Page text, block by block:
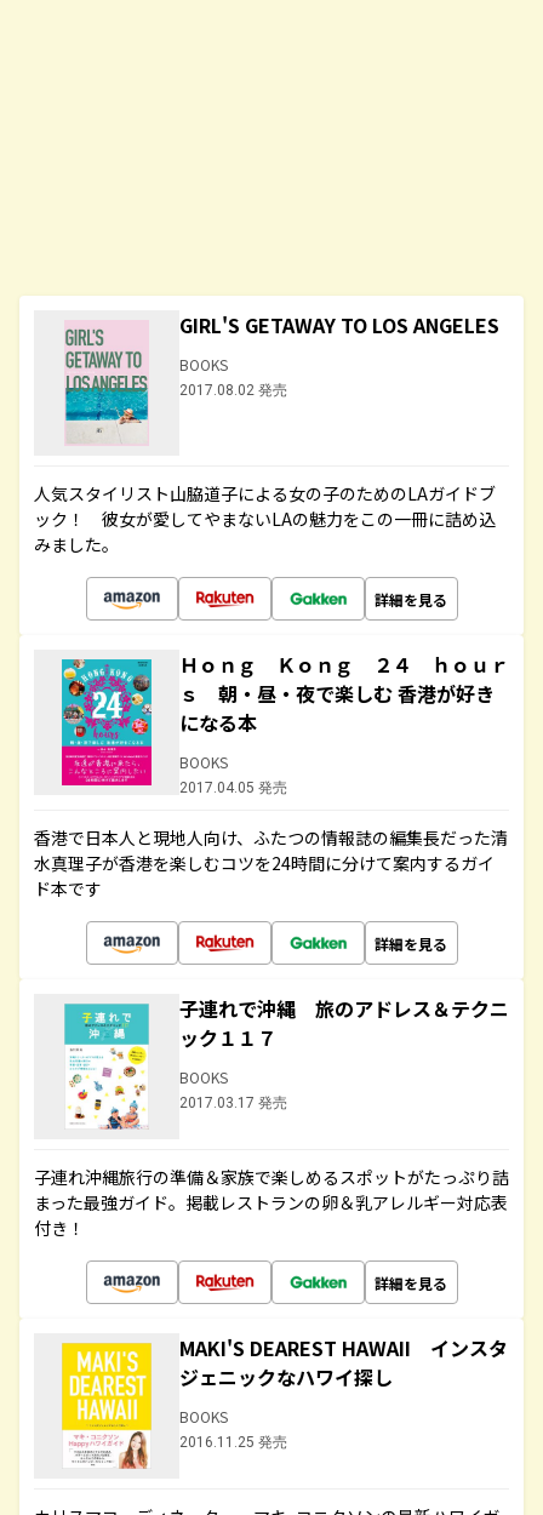
GIRL'S GETAWAY TO LOS ANGELES
BOOKS
2017.08.02 発売
人気スタイリスト山脇道子による女の子のためのLAガイドブ
ック！ 彼女が愛してやまないLAの魅力をこの一冊に詰め込
みました。
詳細を見る
Ｈｏｎｇ Ｋｏｎｇ ２４ ｈｏｕｒ
ｓ 朝・昼・夜で楽しむ 香港が好き
になる本
BOOKS
2017.04.05 発売
香港で日本人と現地人向け、ふたつの情報誌の編集長だった清
水真理子が香港を楽しむコツを24時間に分けて案内するガイ
ド本です
詳細を見る
子連れで沖縄 旅のアドレス＆テクニ
ック１１７
BOOKS
2017.03.17 発売
子連れ沖縄旅行の準備＆家族で楽しめるスポットがたっぷり詰
まった最強ガイド。掲載レストランの卵＆乳アレルギー対応表
付き！
詳細を見る
MAKI'S DEAREST HAWAII インスタ
ジェニックなハワイ探し
BOOKS
2016.11.25 発売